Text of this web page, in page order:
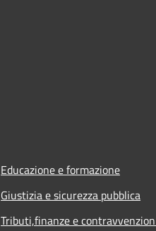
Educazione e formazione
Giustizia e sicurezza pubblica
Tributi,finanze e